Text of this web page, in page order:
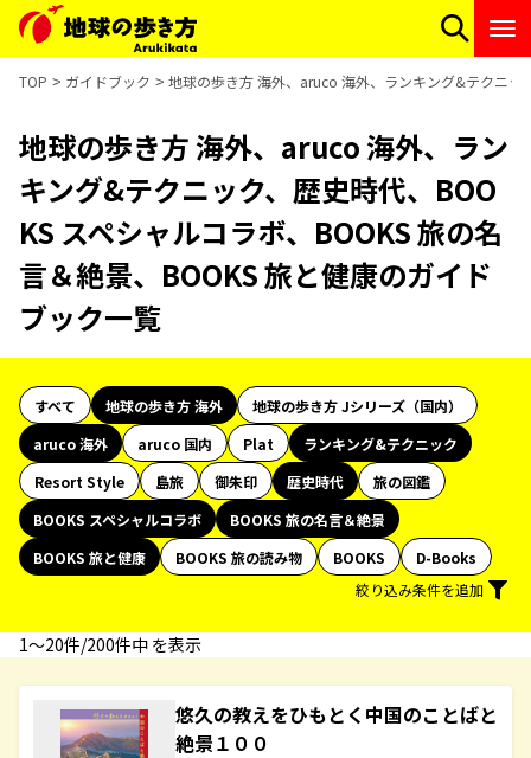
TOP ガイドブック 地球の歩き方 海外、aruco 海外、ランキング&テクニッ
地球の歩き方 海外、aruco 海外、ラン
キング&テクニック、歴史時代、BOO
KS スペシャルコラボ、BOOKS 旅の名
言＆絶景、BOOKS 旅と健康のガイド
ブック一覧
すべて 地球の歩き方 海外
地球の歩き方 Jシリーズ（国内）
aruco 海外
aruco 国内 Plat
ランキング&テクニック
Resort Style
島旅 御朱印 歴史時代
旅の図鑑
BOOKS スペシャルコラボ
BOOKS 旅の名言＆絶景
BOOKS 旅と健康
BOOKS 旅の読み物 BOOKS
D-Books
絞り込み条件を追加
1〜20件/200件中 を表示
悠久の教えをひもとく中国のことばと
絶景１００